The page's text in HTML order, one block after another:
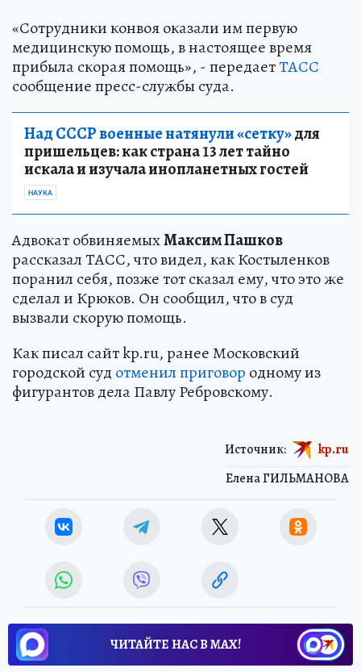
«Сотрудники конвоя оказали им первую
медицинскую помощь, в настоящее время
прибыла скорая помощь», - передаетТАСС
сообщение пресс-службы суда.
Над СССР военные натянули «сетку»для
пришельцев: как страна 13 лет тайно
искала и изучала инопланетных гостей
НАУКА
Адвокат обвиняемыхМаксим Пашков
рассказал ТАСС, что видел, как Костыленков
поранил себя, позже тот сказал ему, что это же
сделал и Крюков. Он сообщил, что в суд
вызвали скорую помощь.
Как писал сайт kp.ru, ранее Московский
городской суд отменил приговор одному из
фигурантов дела Павлу Ребровскому.
Елена ГИЛЬМАНОВА
Источник: kp.ru
ЧИТАЙТЕ НАС В МАХ!